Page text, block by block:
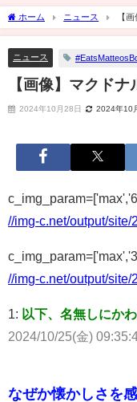
ホーム ニュース 【
ニュース
【画像】マクド
2024年10月28日 2024年10
//img-c.net/output/site/
//img-c.net/output/site/
1: 以下、名無しにか
2024/10/25(金)
なぜか懐かしさを